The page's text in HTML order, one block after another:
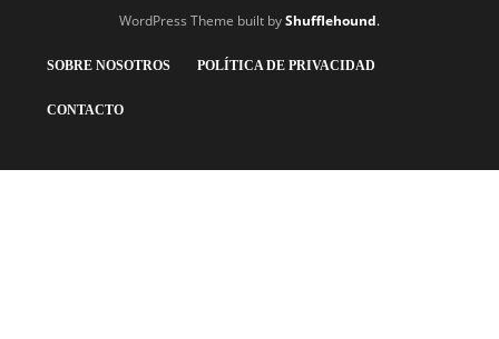
WordPress Theme built byShufflehound.
SOBRE NOSOTROS POLÍTICA DE PRIVACIDAD
CONTACTO